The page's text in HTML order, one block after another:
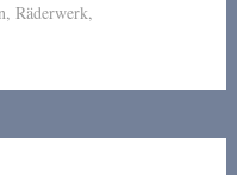
, Räderwerk,